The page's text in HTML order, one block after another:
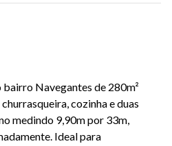
Navegantes de 280m²
cozinha e duas
medindo 9,90m por 33m,
Ideal para